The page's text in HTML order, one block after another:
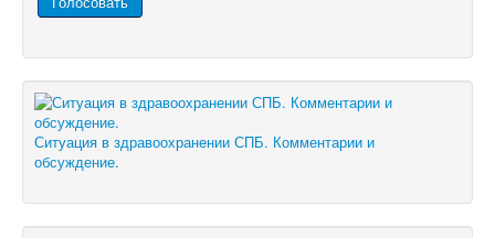
Ситуация в здравоохранении СПБ. Комментарии и
обсуждение.